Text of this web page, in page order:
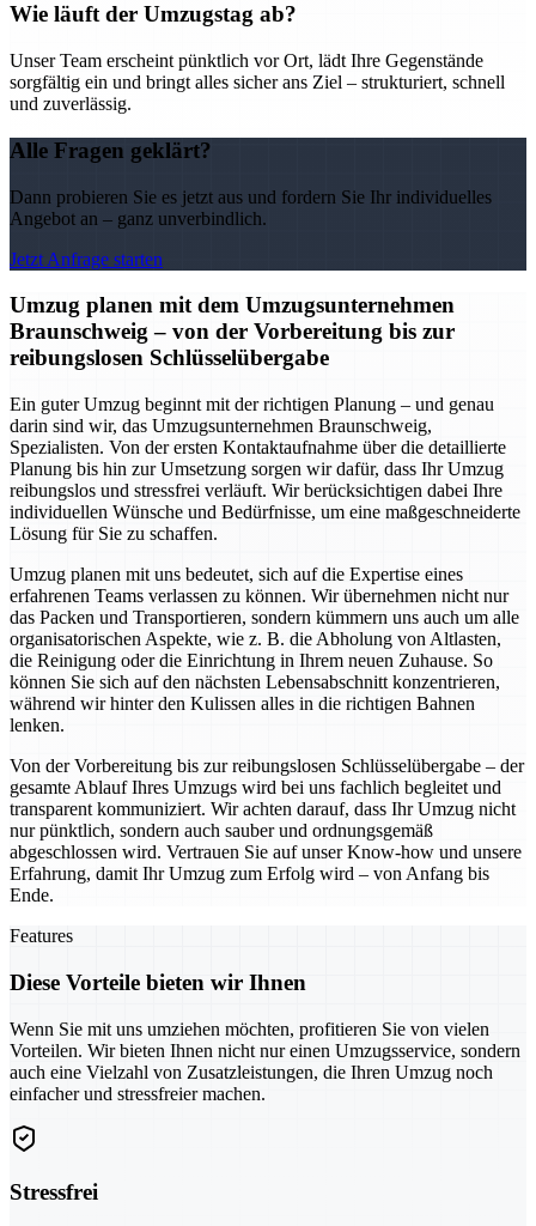
Wie läuft der Umzugstag ab?
Unser Team erscheint pünktlich vor Ort, lädt Ihre Gegenstände
sorgfältig ein und bringt alles sicher ans Ziel – strukturiert, schnell
und zuverlässig.
Alle Fragen geklärt?
Dann probieren Sie es jetzt aus und fordern Sie Ihr individuelles
Angebot an – ganz unverbindlich.
Jetzt Anfrage starten
Umzug planen mit dem Umzugsunternehmen
Braunschweig – von der Vorbereitung bis zur
reibungslosen Schlüsselübergabe
Ein guter Umzug beginnt mit der richtigen Planung – und genau
darin sind wir, das Umzugsunternehmen Braunschweig,
Spezialisten. Von der ersten Kontaktaufnahme über die detaillierte
Planung bis hin zur Umsetzung sorgen wir dafür, dass Ihr Umzug
reibungslos und stressfrei verläuft. Wir berücksichtigen dabei Ihre
individuellen Wünsche und Bedürfnisse, um eine maßgeschneiderte
Lösung für Sie zu schaffen.
Umzug planen mit uns bedeutet, sich auf die Expertise eines
erfahrenen Teams verlassen zu können. Wir übernehmen nicht nur
das Packen und Transportieren, sondern kümmern uns auch um alle
organisatorischen Aspekte, wie z. B. die Abholung von Altlasten,
die Reinigung oder die Einrichtung in Ihrem neuen Zuhause. So
können Sie sich auf den nächsten Lebensabschnitt konzentrieren,
während wir hinter den Kulissen alles in die richtigen Bahnen
lenken.
Von der Vorbereitung bis zur reibungslosen Schlüsselübergabe – der
gesamte Ablauf Ihres Umzugs wird bei uns fachlich begleitet und
transparent kommuniziert. Wir achten darauf, dass Ihr Umzug nicht
nur pünktlich, sondern auch sauber und ordnungsgemäß
abgeschlossen wird. Vertrauen Sie auf unser Know-how und unsere
Erfahrung, damit Ihr Umzug zum Erfolg wird – von Anfang bis
Ende.
Features
Diese Vorteile bieten wir Ihnen
Wenn Sie mit uns umziehen möchten, profitieren Sie von vielen
Vorteilen. Wir bieten Ihnen nicht nur einen Umzugsservice, sondern
auch eine Vielzahl von Zusatzleistungen, die Ihren Umzug noch
einfacher und stressfreier machen.
Stressfrei